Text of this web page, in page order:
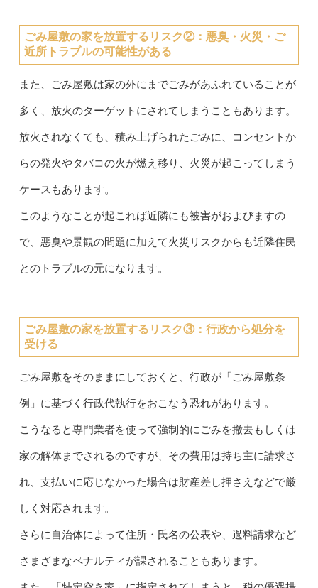
ごみ屋敷の家を放置するリスク②： 悪臭・火災・ご
近所トラブルの可能性がある
また、ごみ屋敷は家の外にまでごみがあふれていることが
多く、放火のターゲットにされてしまうこともあります。
放火されなくても、積み上げられたごみに、コンセントか
らの発火やタバコの火が燃え移り、火災が起こってしまう
ケースもあります。
このようなことが起これば近隣にも被害がおよびますの
で、悪臭や景観の問題に加えて火災リスクからも近隣住民
とのトラブルの元になります。
ごみ屋敷の家を放置するリスク③： 行政から処分を
受ける
ごみ屋敷をそのままにしておくと、行政が「ごみ屋敷条
例」に基づく行政代執行をおこなう恐れがあります。
こうなると専門業者を使って強制的にごみを撤去もしくは
家の解体までされるのですが、その費用は持ち主に請求さ
れ、支払いに応じなかった場合は財産差し押さえなどで厳
しく対応されます。
さらに自治体によって住所・氏名の公表や、過料請求など
さまざまなペナルティが課されることもあります。